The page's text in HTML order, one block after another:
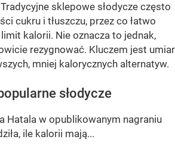
sklepowe słodycze często
cukru i tłuszczu, przez co łatwo
kalorii. Nie oznacza to jednak,
rezygnować. Kluczem jest umiar
mniej kalorycznych alternatyw.
słodycze
Hatala w opublikowanym nagraniu
ile kalorii mają...